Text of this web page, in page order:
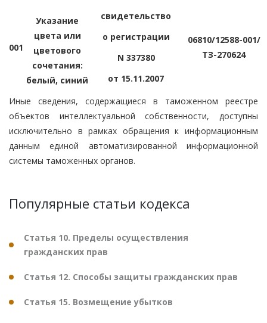
001
Указание
цвета или
цветового
сочетания:
белый, синий
свидетельство
о регистрации
N 337380
от 15.11.2007
06810/12588-001/
ТЗ-270624
Иные сведения, содержащиеся в таможенном реестре
объектов интеллектуальной собственности, доступны
исключительно в рамках обращения к информационным
данным единой автоматизированной информационной
системы таможенных органов.
Популярные статьи кодекса
Статья 10. Пределы осуществления
гражданских прав
Статья 12. Способы защиты гражданских прав
Статья 15. Возмещение убытков